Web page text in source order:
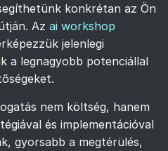
konkrétan az Ön
Az ai workshop
jelenlegi
a legnagyobb potenciállal
nem költség, hanem
és implementációval
gyorsabb a megtérülés,